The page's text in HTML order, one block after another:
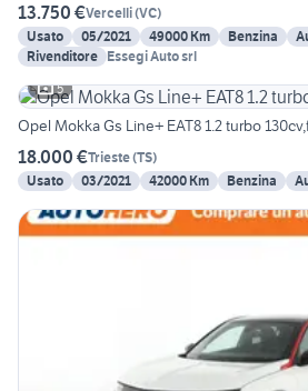
13.750 €Vercelli(VC)
Usato
05/2021 49000 Km Benzina
Rivenditore Essegi Auto srl
5
Opel Mokka Gs Line+ EAT8 1.2 turbo
18.000 €Trieste(TS)
Usato
03/2021 42000 Km Benzina